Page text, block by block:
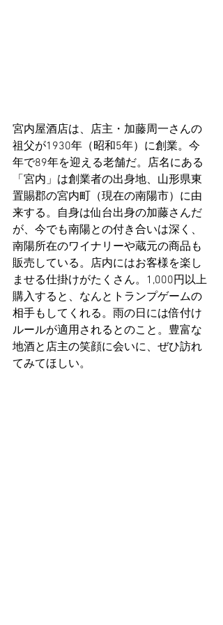
宮内屋酒店は、店主・加藤周一さんの
祖父が1930年（昭和5年）に創業。今
年で89年を迎える老舗だ。店名にある
「宮内」は創業者の出身地、山形県東
置賜郡の宮内町（現在の南陽市）に由
来する。自身は仙台出身の加藤さんだ
が、今でも南陽との付き合いは深く、
南陽所在のワイナリーや蔵元の商品も
販売している。店内にはお客様を楽し
ませる仕掛けがたくさん。1,000円以上
購入すると、なんとトランプゲームの
相手もしてくれる。雨の日には倍付け
ルールが適用されるとのこと。豊富な
地酒と店主の笑顔に会いに、ぜひ訪れ
てみてほしい。